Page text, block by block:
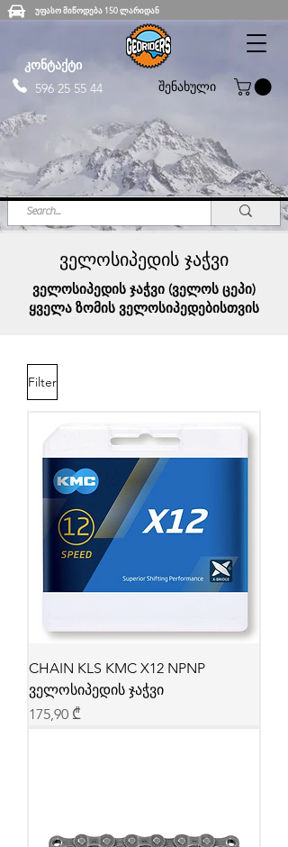
უფასო მიწოდება 150 ლარიდან
კონტაქტი
596 25 55 44
შენახული
ველოსიპედის ჯაჭვი
ველოსიპედის ჯაჭვი (ველოს ცეპი)
ყველა ზომის ველოსიპედებისთვის
Filter
CHAIN KLS KMC X12 NPNP
ველოსიპედის ჯაჭვი
Price
175,90 ₾